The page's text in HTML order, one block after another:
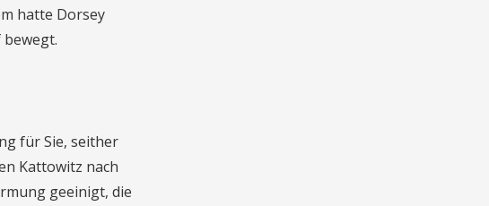
hatte Dorsey
für Sie, seither
Kattowitz nach
geeinigt, die